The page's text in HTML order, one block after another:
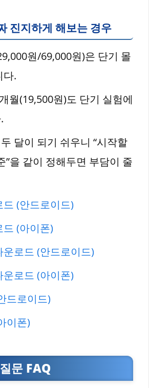
진지하게 해보는 경우
원/69,000원)은 단기 몰
다.
월(19,500원)도 단기 실험에
달이 되기 쉬우니 “시작할
”을 같이 정해두면 부담이 줄
드 (안드로이드)
(아이폰)
운로드 (안드로이드)
운로드 (아이폰)
드로이드)
이폰)
문 FAQ